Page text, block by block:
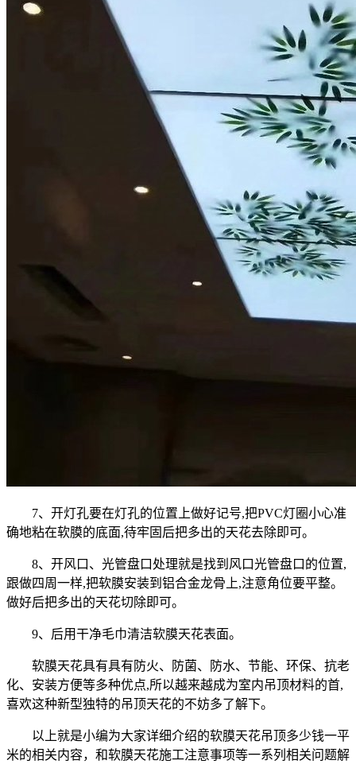
7、开灯孔要在灯孔的位置上做好记号,把PVC灯圈小心准
确地粘在软膜的底面,待牢固后把多出的天花去除即可。
8、开风口、光管盘口处理就是找到风口光管盘口的位置,
跟做四周一样,把软膜安装到铝合金龙骨上,注意角位要平整。
做好后把多出的天花切除即可。
9、后用干净毛巾清洁软膜天花表面。
软膜天花具有具有防火、防菌、防水、节能、环保、抗老
化、安装方便等多种优点,所以越来越成为室内吊顶材料的首,
喜欢这种新型独特的吊顶天花的不妨多了解下。
以上就是小编为大家详细介绍的软膜天花吊顶多少钱一平
米的相关内容，和软膜天花施工注意事项等一系列相关问题解